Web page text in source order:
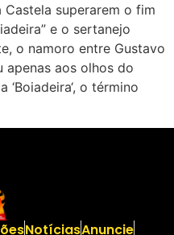
superarem o fim
e o sertanejo
o namoro entre Gustavo
apenas aos olhos do
o término
NotíciasAnuncie